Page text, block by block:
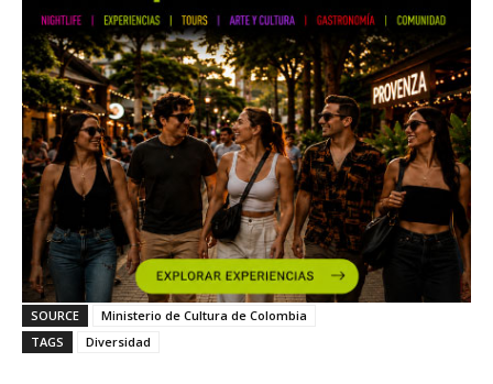
SOURCE
Ministerio de Cultura de Colombia
TAGS
Diversidad